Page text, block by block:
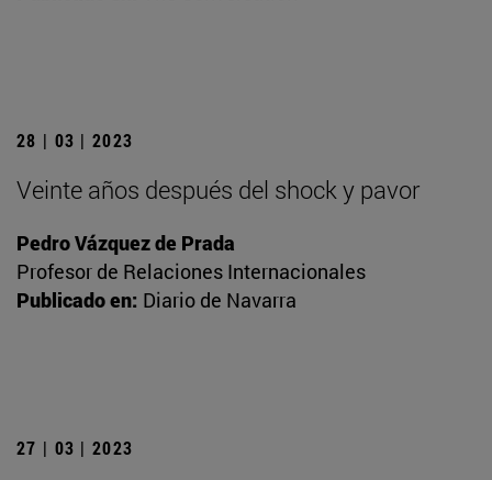
28 | 03 | 2023
Veinte años después del shock y pavor
Pedro Vázquez de Prada
Profesor de Relaciones Internacionales
Publicado en: Diario de Navarra
27 | 03 | 2023